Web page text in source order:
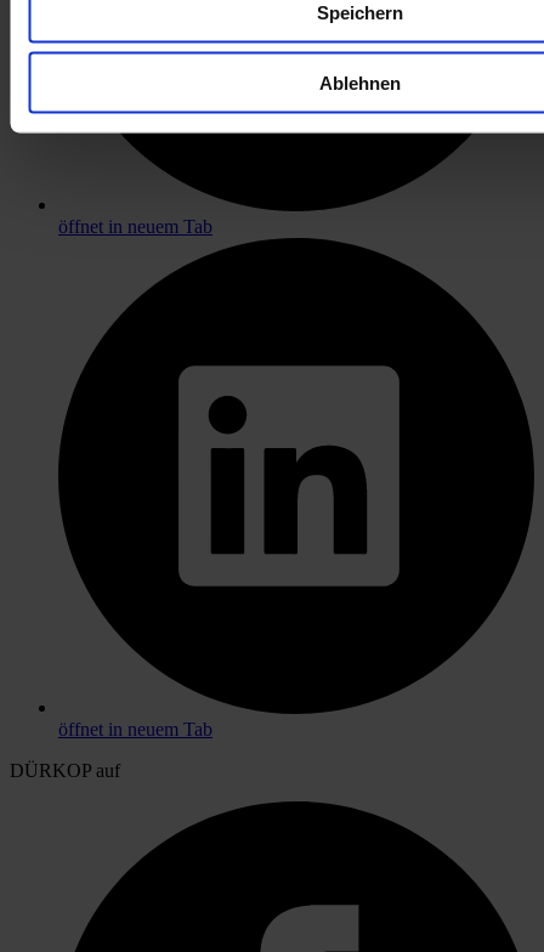
Speichern
Ablehnen
öffnet in neuem Tab
öffnet in neuem Tab
DÜRKOP auf